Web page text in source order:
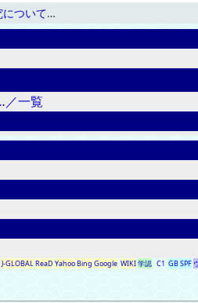
ついて…
／一覧
J-GLOBALReaD YahooBing Google WIKI学認 C1 GBSPF